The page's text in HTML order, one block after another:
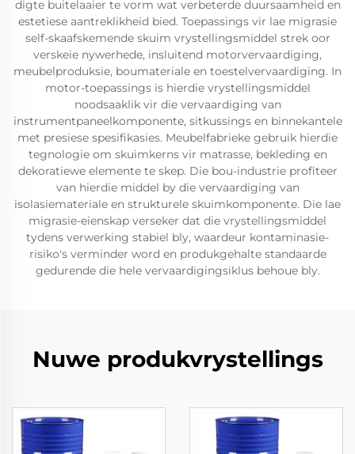
digte buitelaaier te vorm wat verbeterde duursaamheid en
estetiese aantreklikheid bied. Toepassings vir lae migrasie
self-skaafskemende skuim vrystellingsmiddel strek oor
verskeie nywerhede, insluitend motorvervaardiging,
meubelproduksie, boumateriale en toestelvervaardiging. In
motor-toepassings is hierdie vrystellingsmiddel
noodsaaklik vir die vervaardiging van
instrumentpaneelkomponente, sitkussings en binnekantele
met presiese spesifikasies. Meubelfabrieke gebruik hierdie
tegnologie om skuimkerns vir matrasse, bekleding en
dekoratiewe elemente te skep. Die bou-industrie profiteer
van hierdie middel by die vervaardiging van
isolasiemateriale en strukturele skuimkomponente. Die lae
migrasie-eienskap verseker dat die vrystellingsmiddel
tydens verwerking stabiel bly, waardeur kontaminasie-
risiko's verminder word en produkgehalte standaarde
gedurende die hele vervaardigingsiklus behoue bly.
Nuwe produkvrystellings